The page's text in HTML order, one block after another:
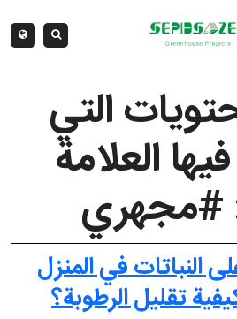
التي
العلامة
#مجهري
النباتات في المنزل
تقليل الرطوبة؟